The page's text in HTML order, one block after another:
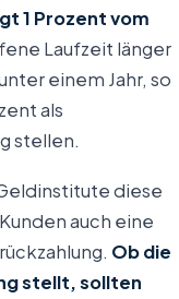
1 Prozent vom
Laufzeit länger
einem Jahr, so
als
stellen.
diese
auch eine
Ob die
stellt, sollten